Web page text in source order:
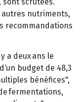
autres nutriments,
recommandations
a deux ans le
budget de 48,3
bénéfices",
fermentations,